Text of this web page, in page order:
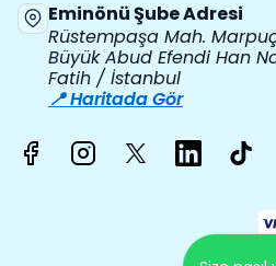
Eminönü Şube Adresi
Rüstempaşa Mah.
Büyük Abud Efendi Han
Fatih / İstanbul
📍 Haritada Gör